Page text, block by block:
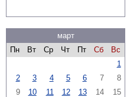
март
Пн
Вт Ср Чт Пт Сб
Вс
1
2
3 4 5 6 7
8
9
10 11 12 13 14
15